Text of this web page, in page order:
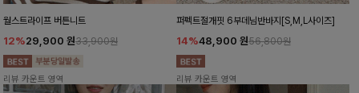
월스트라이프 버튼니트
12%29,900 원33,900원
리뷰 카운트 영역
퍼펙트절개핏 6부데님반바지[S,M,L사이즈]
14%48,900 원56,800원
리뷰 카운트 영역